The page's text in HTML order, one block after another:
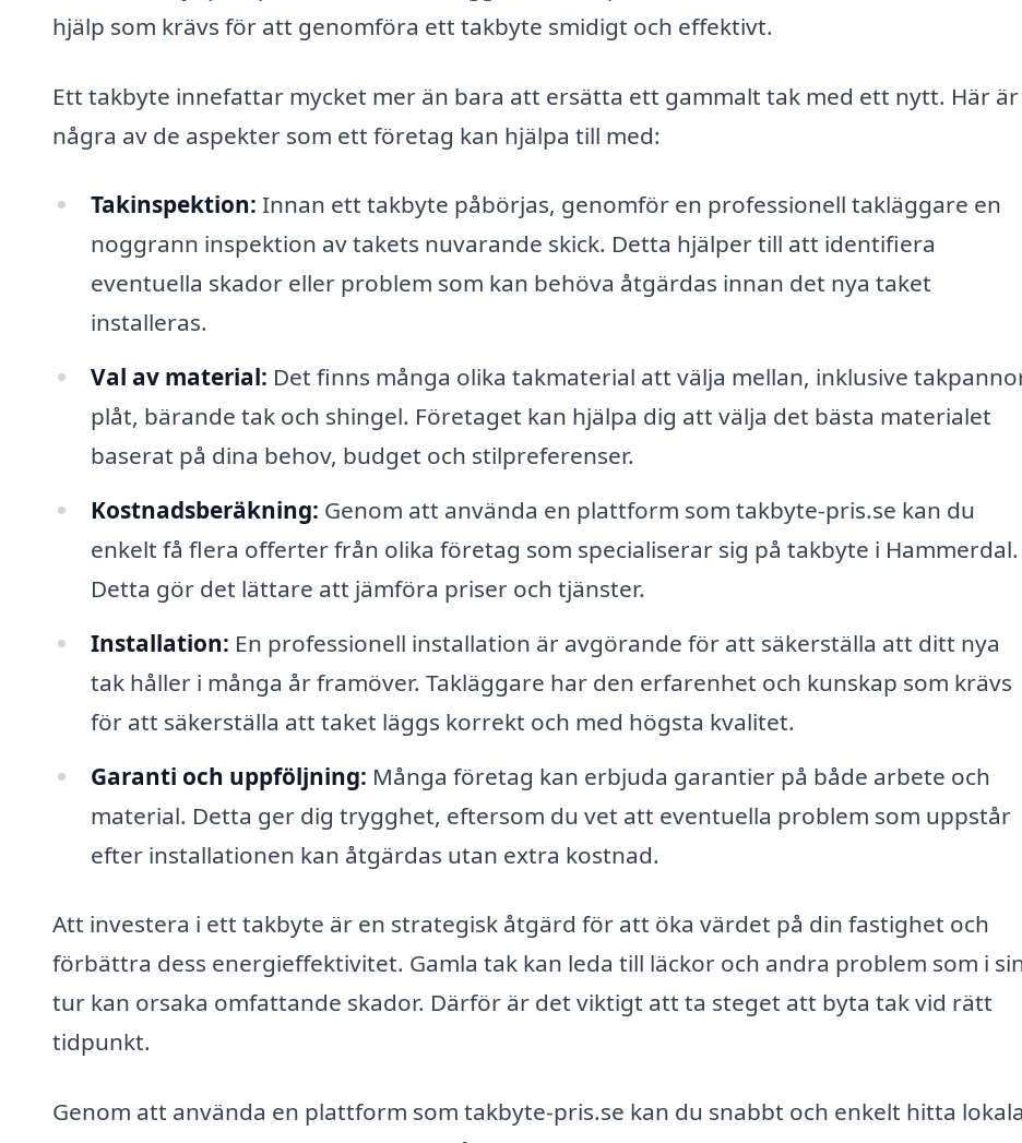
hjälp som krävs för att genomföra ett takbyte smidigt och effektivt.
Ett takbyte innefattar mycket mer än bara att ersätta ett gammalt tak med ett nytt. Här är
några av de aspekter som ett företag kan hjälpa till med:
Takinspektion: Innan ett takbyte påbörjas, genomför en professionell takläggare en
noggrann inspektion av takets nuvarande skick. Detta hjälper till att identifiera
eventuella skador eller problem som kan behöva åtgärdas innan det nya taket
installeras.
Val av material: Det finns många olika takmaterial att välja mellan, inklusive
plåt, bärande tak och shingel. Företaget kan hjälpa dig att välja det bästa materialet
baserat på dina behov, budget och stilpreferenser.
Kostnadsberäkning: Genom att använda en plattform som takbyte-pris.se kan du
enkelt få flera offerter från olika företag som specialiserar sig på takbyte i Hammerdal.
Detta gör det lättare att jämföra priser och tjänster.
Installation: En professionell installation är avgörande för att säkerställa att ditt nya
tak håller i många år framöver. Takläggare har den erfarenhet och kunskap som krävs
för att säkerställa att taket läggs korrekt och med högsta kvalitet.
Garanti och uppföljning: Många företag kan erbjuda garantier på både arbete och
material. Detta ger dig trygghet, eftersom du vet att eventuella problem som uppstår
efter installationen kan åtgärdas utan extra kostnad.
Att investera i ett takbyte är en strategisk åtgärd för att öka värdet på din fastighet och
förbättra dess energieffektivitet. Gamla tak kan leda till läckor och andra problem som i
tur kan orsaka omfattande skador. Därför är det viktigt att ta steget att byta tak vid rätt
tidpunkt.
Genom att använda en plattform som takbyte-pris.se kan du snabbt och enkelt hitta lokala